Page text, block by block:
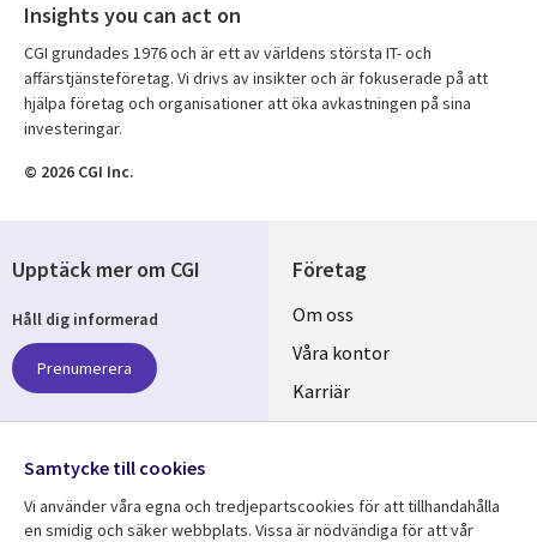
Insights you can act on
CGI grundades 1976 och är ett av världens största IT- och
affärstjänsteföretag. Vi drivs av insikter och är fokuserade på att
hjälpa företag och organisationer att öka avkastningen på sina
investeringar.
© 2026 CGI Inc.
Företag
Useful
links
SWEDEN
Om oss
Våra kontor
Karriär
Hållbarhet
Upptäck mer om CGI
Håll dig informerad
Prenumerera
Följ oss
Social
Samtycke till cookies
Vi använder våra egna och tredjepartscookies för att tillhandahålla
en smidig och säker webbplats. Vissa är nödvändiga för att vår